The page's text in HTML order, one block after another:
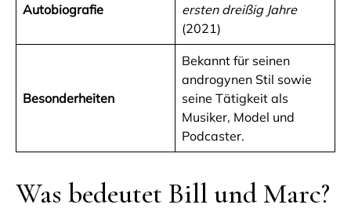
Autobiografie
ersten dreißig Jahre
(2021)
Besonderheiten
Bekannt für seinen
androgynen Stil sowie
seine Tätigkeit als
Musiker, Model und
Podcaster.
Was bedeutet Bill und Marc?